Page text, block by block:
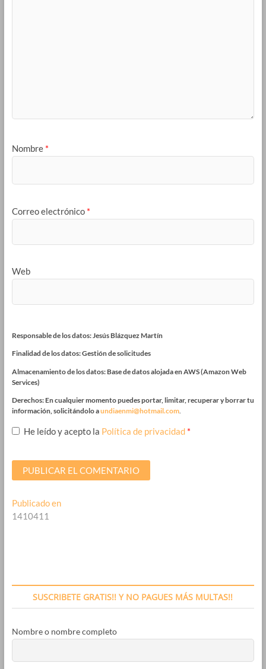
Nombre *
Correo electrónico *
Web
Responsable de los datos: Jesús Blázquez Martín
Finalidad de los datos: Gestión de solicitudes
Almacenamiento de los datos: Base de datos alojada en AWS (Amazon Web
Services)
Derechos: En cualquier momento puedes portar, limitar, recuperar y borrar tu
información, solicitándolo aundiaenmi@hotmail.com.
He leído y acepto la Política de privacidad *
Navegación
de
Publicado en
1410411
SUSCRIBETE GRATIS!! Y NO PAGUES MÁS MULTAS!!
Nombre o nombre completo